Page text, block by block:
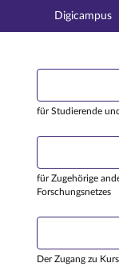
Digicampus
für Studierende
für Zugehörige
Forschungsnetzes
Der Zugang zu